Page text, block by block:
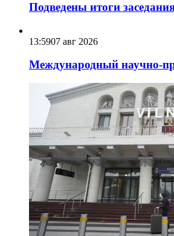
Подведены итоги
13:5907 авг 2026
Международный научно-